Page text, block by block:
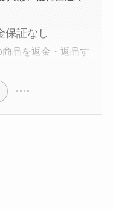
を電話から解約
方法を完全攻略
保証なし
品を返金・返品す